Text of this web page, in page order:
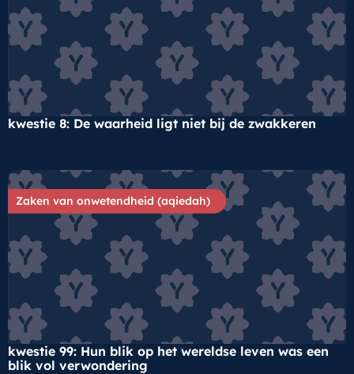
kwestie 8: De waarheid ligt niet bij de zwakkeren
Zaken van onwetendheid (aqiedah)
kwestie 99: Hun blik op het wereldse leven was een
blik vol verwondering